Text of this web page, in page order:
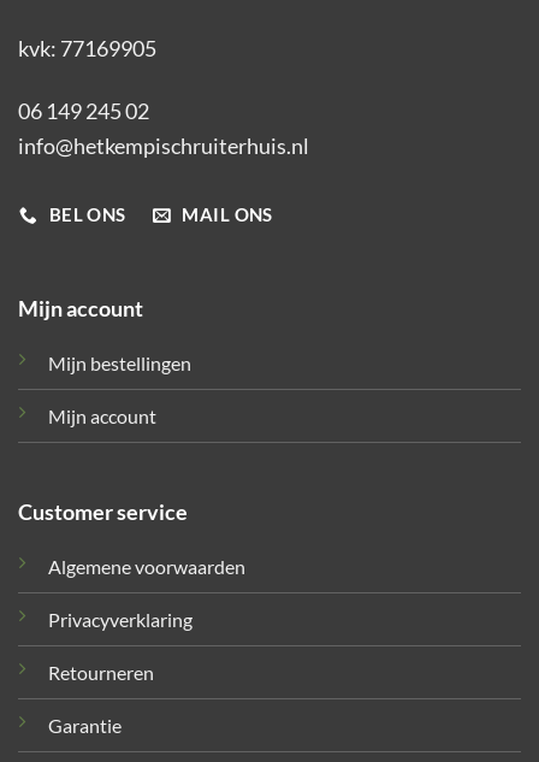
kvk: 77169905
06 149 245 02
info@hetkempischruiterhuis.nl
BEL ONS MAIL ONS
Mijn account
Mijn bestellingen
Mijn account
Customer service
Algemene voorwaarden
Privacyverklaring
Retourneren
Garantie